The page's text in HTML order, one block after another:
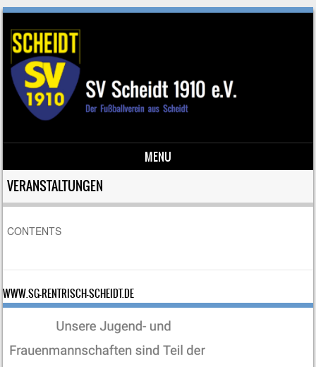
MENU
Skip to content
VERANSTALTUNGEN
CONTENTS
WWW.SG-RENTRISCH-SCHEIDT.DE